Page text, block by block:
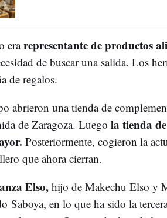
erarepresentante de productos
de buscar una salida. Los
de regalos.
abrieron una tienda de
de Zaragoza. Luego la tienda
Posteriormente, cogieron la
que ahora cierran.
Elso,hijo de Makechu Elso y
Saboya, en lo que ha sido la